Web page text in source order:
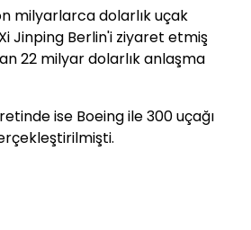
milyarlarca dolarlık uçak
Jinping Berlin'i ziyaret etmiş
22 milyar dolarlık anlaşma
ise Boeing ile 300 uçağı